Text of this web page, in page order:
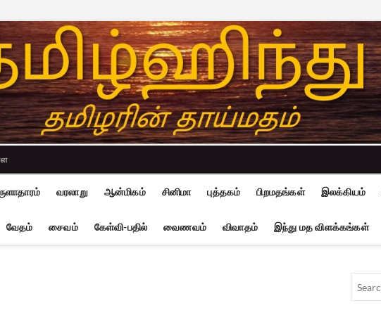
வரலாறு ஆன்மிகம் சினிமா புத்தகம் பிறமதங்கள் இலக்கியம்
வேதம் சைவம் கேள்வி-பதில் வைணவம் விவாதம் இந்து மத விளக்கங்கள்